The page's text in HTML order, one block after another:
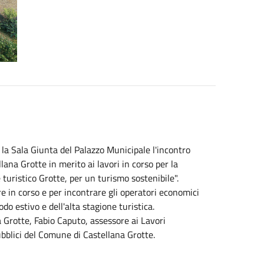
Sala Giunta del Palazzo Municipale l'incontro
Grotte in merito ai lavori in corso per la
Grotte, per un turismo sostenibile".
in corso e per incontrare gli operatori economici
estivo e dell'alta stagione turistica.
Fabio Caputo, assessore ai Lavori
del Comune di Castellana Grotte.